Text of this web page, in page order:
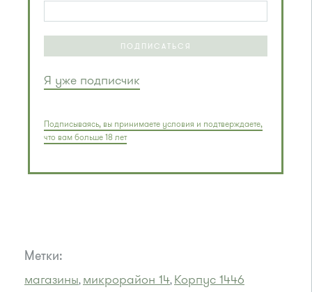
ПОДПИСАТЬСЯ
Я уже подписчик
Подписываясь, вы принимаете условия и подтверждаете,
что вам больше 18 лет
Метки:
магазины, микрорайон 14, Корпус 1446